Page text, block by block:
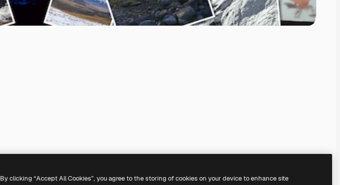
By clicking “Accept All Cookies”, you agree to the storing of cookies on your device to enhance site